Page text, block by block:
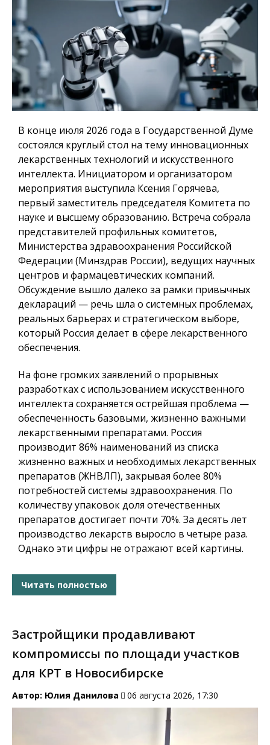
В конце июля 2026 года в Государственной Думе
состоялся круглый стол на тему инновационных
лекарственных технологий и искусственного
интеллекта. Инициатором и организатором
мероприятия выступила Ксения Горячева,
первый заместитель председателя Комитета по
науке и высшему образованию. Встреча собрала
представителей профильных комитетов,
Министерства здравоохранения Российской
Федерации (Минздрав России), ведущих научных
центров и фармацевтических компаний.
Обсуждение вышло далеко за рамки привычных
деклараций — речь шла о системных проблемах,
реальных барьерах и стратегическом выборе,
который Россия делает в сфере лекарственного
обеспечения.
На фоне громких заявлений о прорывных
разработках с использованием искусственного
интеллекта сохраняется острейшая проблема —
обеспеченность базовыми, жизненно важными
лекарственными препаратами. Россия
производит 86% наименований из списка
жизненно важных и необходимых лекарственных
препаратов (ЖНВЛП), закрывая более 80%
потребностей системы здравоохранения. По
количеству упаковок доля отечественных
препаратов достигает почти 70%. За десять лет
производство лекарств выросло в четыре раза.
Однако эти цифры не отражают всей картины.
Читать полностью
Застройщики продавливают
компромиссы по площади участков
для КРТ в Новосибирске
Автор: Юлия Данилова 06 августа 2026, 17:30